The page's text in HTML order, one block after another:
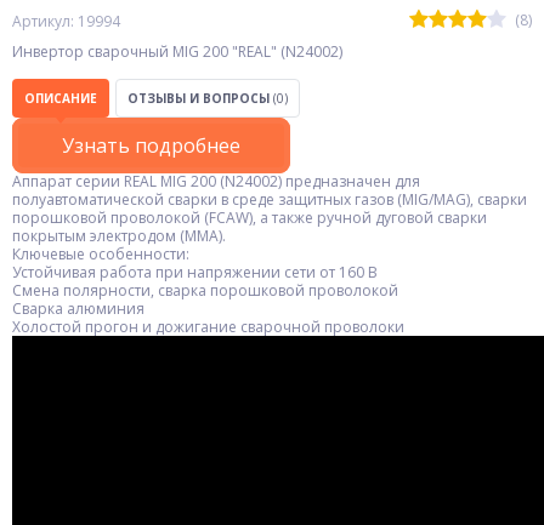
Артикул: 19994
(8)
Инвертор сварочный MIG 200 "REAL" (N24002)
ОПИСАНИЕ ОТЗЫВЫ И ВОПРОСЫ (0)
Узнать подробнее
Аппарат серии REAL MIG 200 (N24002) предназначен для
полуавтоматической сварки в среде защитных газов (MIG/MAG), сварки
порошковой проволокой (FCAW), а также ручной дуговой сварки
покрытым электродом (ММА).
Ключевые особенности:
Устойчивая работа при напряжении сети от 160 В
Смена полярности, сварка порошковой проволокой
Сварка алюминия
Холостой прогон и дожигание сварочной проволоки